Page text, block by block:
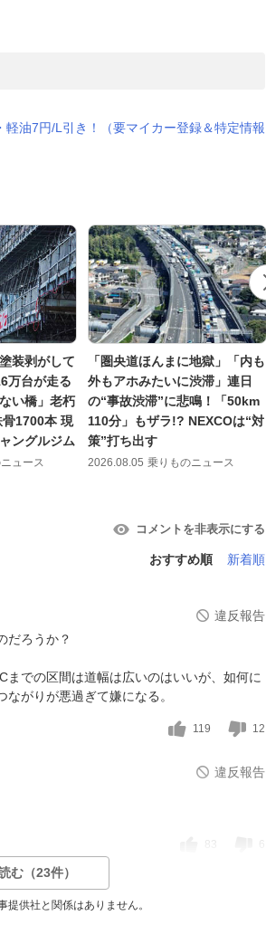
軽油7円/L引き！（要マイカー登録＆特定情報
装剥がして
万台が走る
い橋」老朽
1700本 現
ングルジム
ュース
「圏央道ほんまに地獄」「内も
外もアホみたいに渋滞」連日
の“事故渋滞”に悲鳴！「50km
110分」もザラ!? NEXCOは“対
策”打ち出す
2026.08.05 乗りものニュース
コメントを非表示にする
おすすめ順 新着順
違反報告
だろうか？
での区間は道幅は広いのはいいが、如何に
がりが悪過ぎて嫌になる。
119 12
違反報告
む（23件）
供社と関係はありません。